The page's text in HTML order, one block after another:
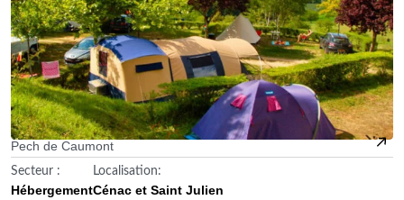
Pech de Caumont
Secteur :
Hébergement
Localisation:
Cénac et Saint Julien